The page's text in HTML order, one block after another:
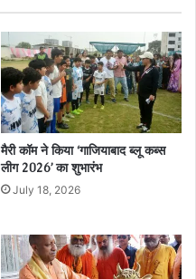
मैरी कॉम ने किया ‘गाजियाबाद ब्लू कब्स
लीग 2026’ का शुभारंभ
July 18, 2026